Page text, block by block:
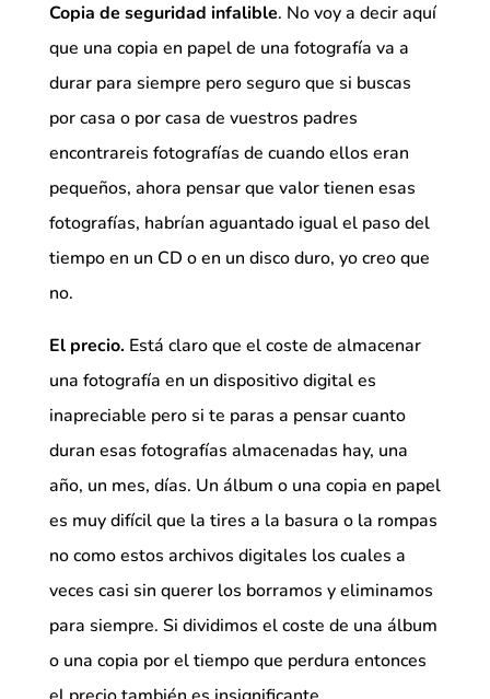
Copia de seguridad infalible. No voy a decir aquí
que una copia en papel de una fotografía va a
durar para siempre pero seguro que si buscas
por casa o por casa de vuestros padres
encontrareis fotografías de cuando ellos eran
pequeños, ahora pensar que valor tienen esas
fotografías, habrían aguantado igual el paso del
tiempo en un CD o en un disco duro, yo creo que
no.
El precio.Está claro que el coste de almacenar
una fotografía en un dispositivo digital es
inapreciable pero si te paras a pensar cuanto
duran esas fotografías almacenadas hay, una
año, un mes, días. Un álbum o una copia en papel
es muy difícil que la tires a la basura o la rompas
no como estos archivos digitales los cuales a
veces casi sin querer los borramos y eliminamos
para siempre. Si dividimos el coste de una álbum
o una copia por el tiempo que perdura entonces